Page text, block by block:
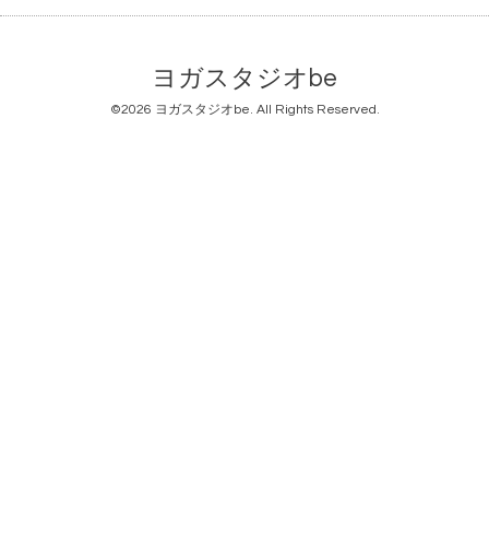
ヨガスタジオbe
©2026 ヨガスタジオbe. All Rights Reserved.